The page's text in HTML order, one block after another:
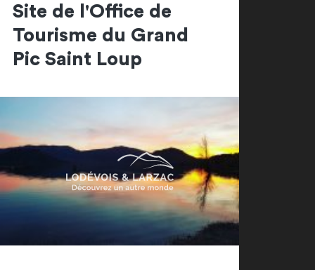
Site de l'Office de
Tourisme du Grand
Pic Saint Loup